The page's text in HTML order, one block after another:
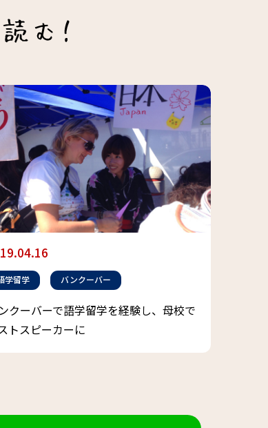
学留学 バンクーバー
クーバーで語学留学を経験し、母校で
トスピーカーに